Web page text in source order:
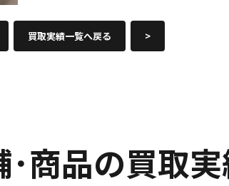
買取実績一覧へ戻る >
･商品の買取